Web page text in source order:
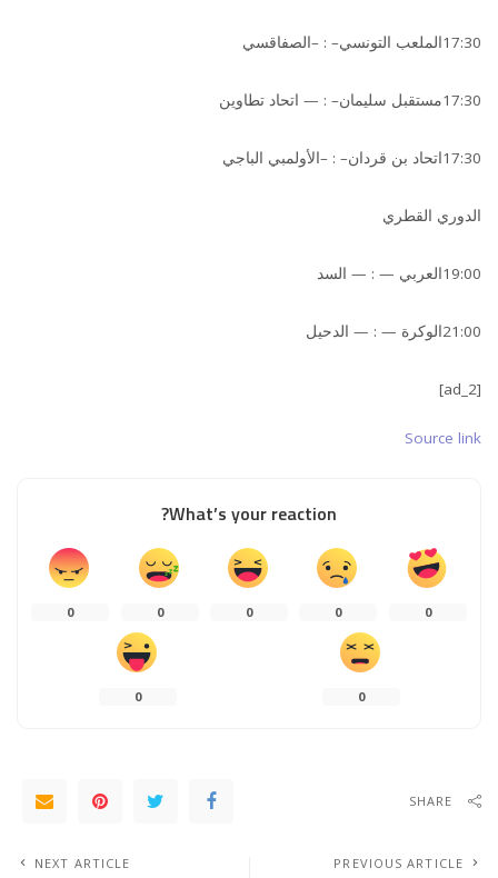
17:30الملعب التونسي– : –الصفاقسي
17:30مستقبل سليمان– : — اتحاد تطاوين
17:30اتحاد بن قردان– : –الأولمبي الباجي
الدوري القطري
19:00العربي — : — السد
21:00الوكرة — : — الدحيل
[ad_2]
Source link
What’s your reaction?
0
0
0
0
0
0
0
SHARE
PREVIOUS ARTICLE
NEXT ARTICLE